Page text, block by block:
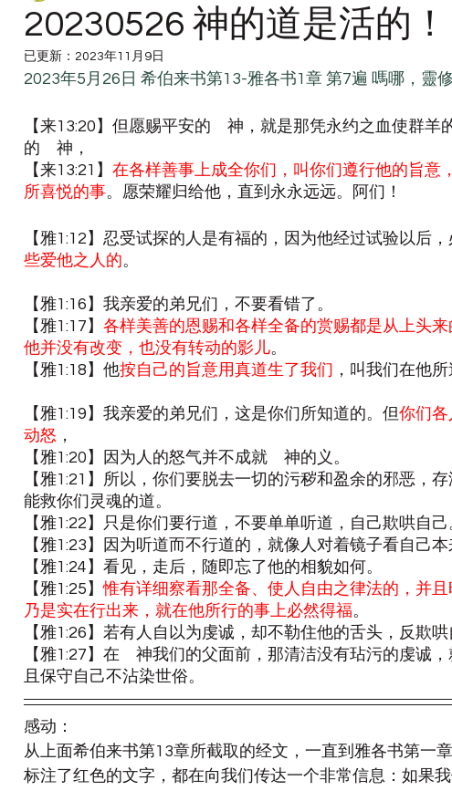
20230526 神的道是活的！
已更新： 2023年11月9日
2023年5月26日 希伯来书第13-雅各书1章 第7遍 嗎哪，靈
【来13:20】但愿赐平安的　神，就是那凭永约之血使群
的　神，
【来13:21】 在各样善事上成全你们，叫你们遵行他的旨意
所喜悦的事。愿荣耀归给他，直到永永远远。阿们！
【雅1:12】忍受试探的人是有福的，因为他经过试验以后，
些爱他之人的。
【雅1:16】我亲爱的弟兄们，不要看错了。
【雅1:17】 各样美善的恩赐和各样全备的赏赐都是从上头
他并没有改变，也没有转动的影儿。
【雅1:18】他按自己的旨意用真道生了我们 ，叫我们在他
【雅1:19】我亲爱的弟兄们，这是你们所知道的。但你们
动怒 ，
【雅1:20】因为人的怒气并不成就　神的义。
【雅1:21】所以，你们要脱去一切的污秽和盈余的邪恶，
能救你们灵魂的道。
【雅1:22】只是你们要行道，不要单单听道，自己欺哄自己
【雅1:23】因为听道而不行道的，就像人对着镜子看自己本
【雅1:24】看见，走后，随即忘了他的相貌如何。
【雅1:25】惟有详细察看那全备、使人自由之律法的，并
乃是实在行出来，就在他所行的事上必然得福。
【雅1:26】若有人自以为虔诚，却不勒住他的舌头，反欺
【雅1:27】在　神我们的父面前，那清洁没有玷污的虔诚
且保守自己不沾染世俗。
感动：
从上面希伯来书第13章所截取的经文，一直到雅各书第一
标注了红色的文字，都在向我们传达一个非常信息：如果